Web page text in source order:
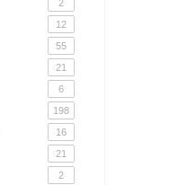
2
12
55
21
6
198
16
21
2